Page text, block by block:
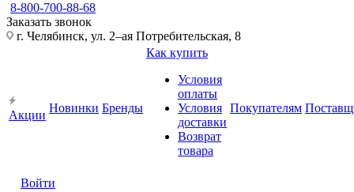
8-800-700-88-68
Заказать звонок
г. Челябинск, ул. 2–ая Потребительская, 8
Акции
Новинки Бренды
Как купить
Условия
оплаты
Условия
доставки
Возврат
товара
Покупателям
Войти